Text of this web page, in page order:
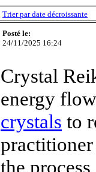
Trier par date décroissante
Posté le:
24/11/2025 16:24
Crystal
energy
crystals to
the